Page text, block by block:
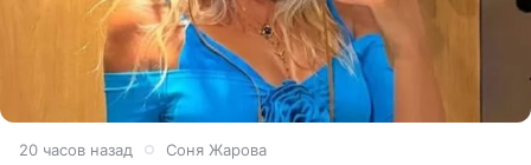
20 часов назад Соня Жарова